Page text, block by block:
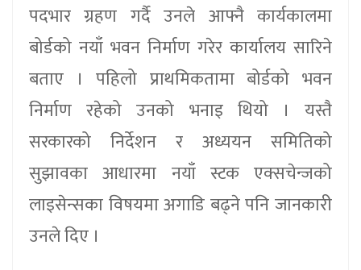
पदभार ग्रहण गर्दै उनले आफ्नै कार्यकालमा
बोर्डको नयाँ भवन निर्माण गरेर कार्यालय सारिने
बताए । पहिलो प्राथमिकतामा बोर्डको भवन
निर्माण रहेको उनको भनाइ थियो । यस्तै
सरकारको निर्देशन र अध्ययन समितिको
सुझावका आधारमा नयाँ स्टक एक्सचेन्जको
लाइसेन्सका विषयमा अगाडि बढ्ने पनि जानकारी
उनले दिए ।